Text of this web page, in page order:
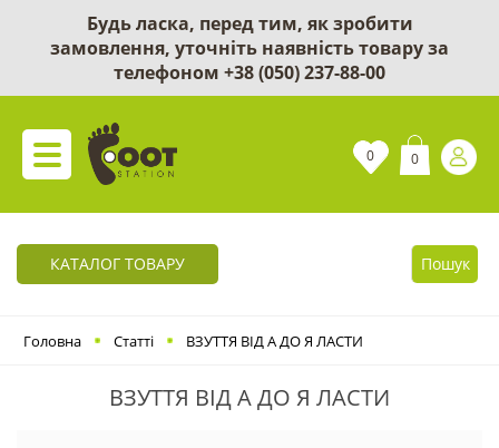
Будь ласка, перед тим, як зробити
замовлення, уточніть наявність товару за
телефоном +38 (050) 237-88-00
0 0
КАТАЛОГ ТОВАРУ Пошук
Головна Статті ВЗУТТЯ ВІД А ДО Я ЛАСТИ
ВЗУТТЯ ВІД А ДО Я ЛАСТИ